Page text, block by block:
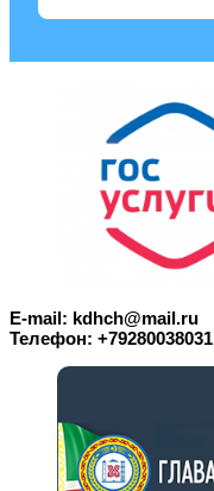
E-mail: kdhch@mail.ru
Телефон: +79280038031